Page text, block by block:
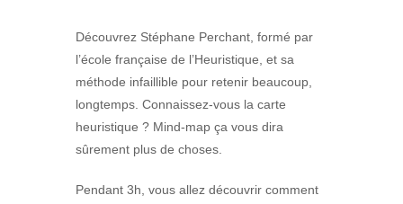
Découvrez Stéphane Perchant, formé par
l’école française de l’Heuristique, et sa
méthode infaillible pour retenir beaucoup,
longtemps. Connaissez-vous la carte
heuristique ? Mind-map ça vous dira
sûrement plus de choses.
Pendant 3h, vous allez découvrir comment